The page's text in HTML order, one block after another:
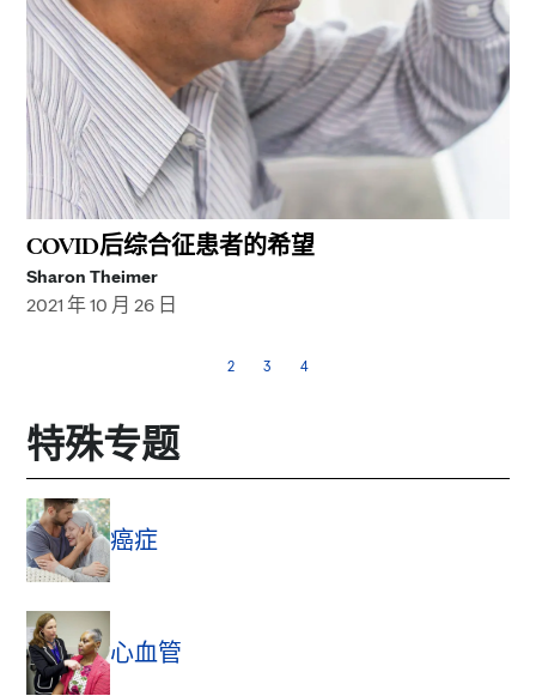
COVID后综合征患者的希望
Sharon Theimer
2021 年 10 月 26 日
2 3 4
特殊专题
癌症
心血管